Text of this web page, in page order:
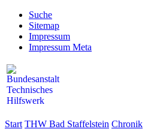
Suche
Sitemap
Impressum
Impressum Meta
Start THW Bad Staffelstein Chronik